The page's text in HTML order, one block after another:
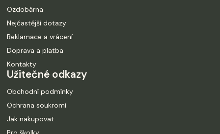
Ozdobárna
Nejčastější dotazy
Reklamace a vrácení
Doprava a platba
Kontakty
Užitečné odkazy
Obchodní podmínky
Ochrana soukromí
Jak nakupovat